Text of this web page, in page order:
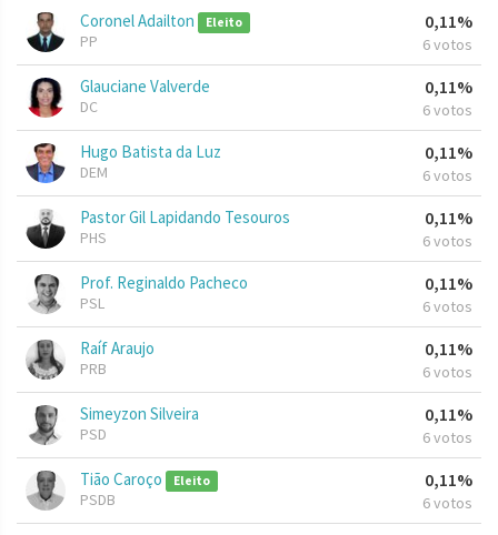
Coronel Adailton Eleito
PP
0,11%
6 votos
Glauciane Valverde
DC
0,11%
6 votos
Hugo Batista da Luz
DEM
0,11%
6 votos
Pastor Gil Lapidando Tesouros
PHS
0,11%
6 votos
Prof. Reginaldo Pacheco
PSL
0,11%
6 votos
Raíf Araujo
PRB
0,11%
6 votos
Simeyzon Silveira
PSD
0,11%
6 votos
Tião Caroço Eleito
PSDB
0,11%
6 votos